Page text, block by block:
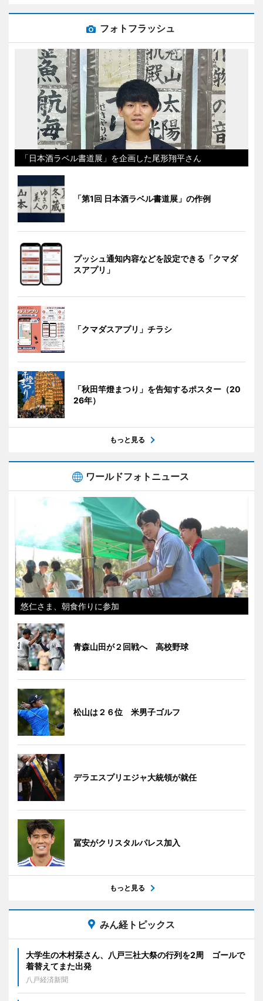
フォトフラッシュ
「日本酒ラベル書道展」を企画した尾形翔平さん
「第1回 日本酒ラベル書道展」の作例
プッシュ通知内容などを設定できる「クマダ
スアプリ」
「クマダスアプリ」チラシ
「秋田竿燈まつり」を告知するポスター（20
26年）
もっと見る
ワールドフォトニュース
悠仁さま、朝食作りに参加
青森山田が２回戦へ 高校野球
松山は２６位 米男子ゴルフ
デラエスプリエジャ大統領が就任
冨安がクリスタルパレス加入
もっと見る
みん経トピックス
大学生の木村栞さん、八戸三社大祭の行列を2周 ゴールで
着替えてまた出発
八戸経済新聞